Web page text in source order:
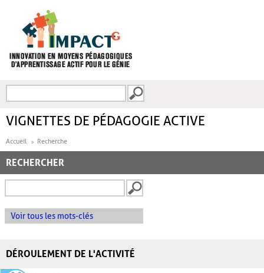
FORMULAIRE DE
VIGNETTES DE PÉDAGOGIE ACTIVE
Accueil Recherche
RECHERCHER
Voir tous les mots-clés
DÉROULEMENT DE L'ACTIVITÉ